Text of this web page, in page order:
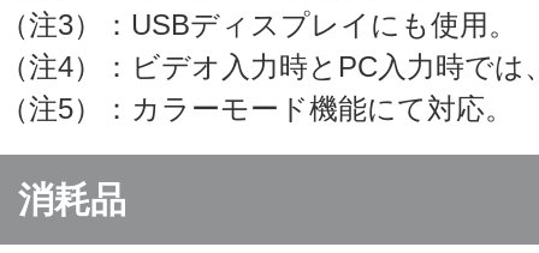
（注3）：USBディスプレイにも使用。
（注4）：ビデオ入力時とPC入力時で
（注5）：カラーモード機能にて対応。
消耗品